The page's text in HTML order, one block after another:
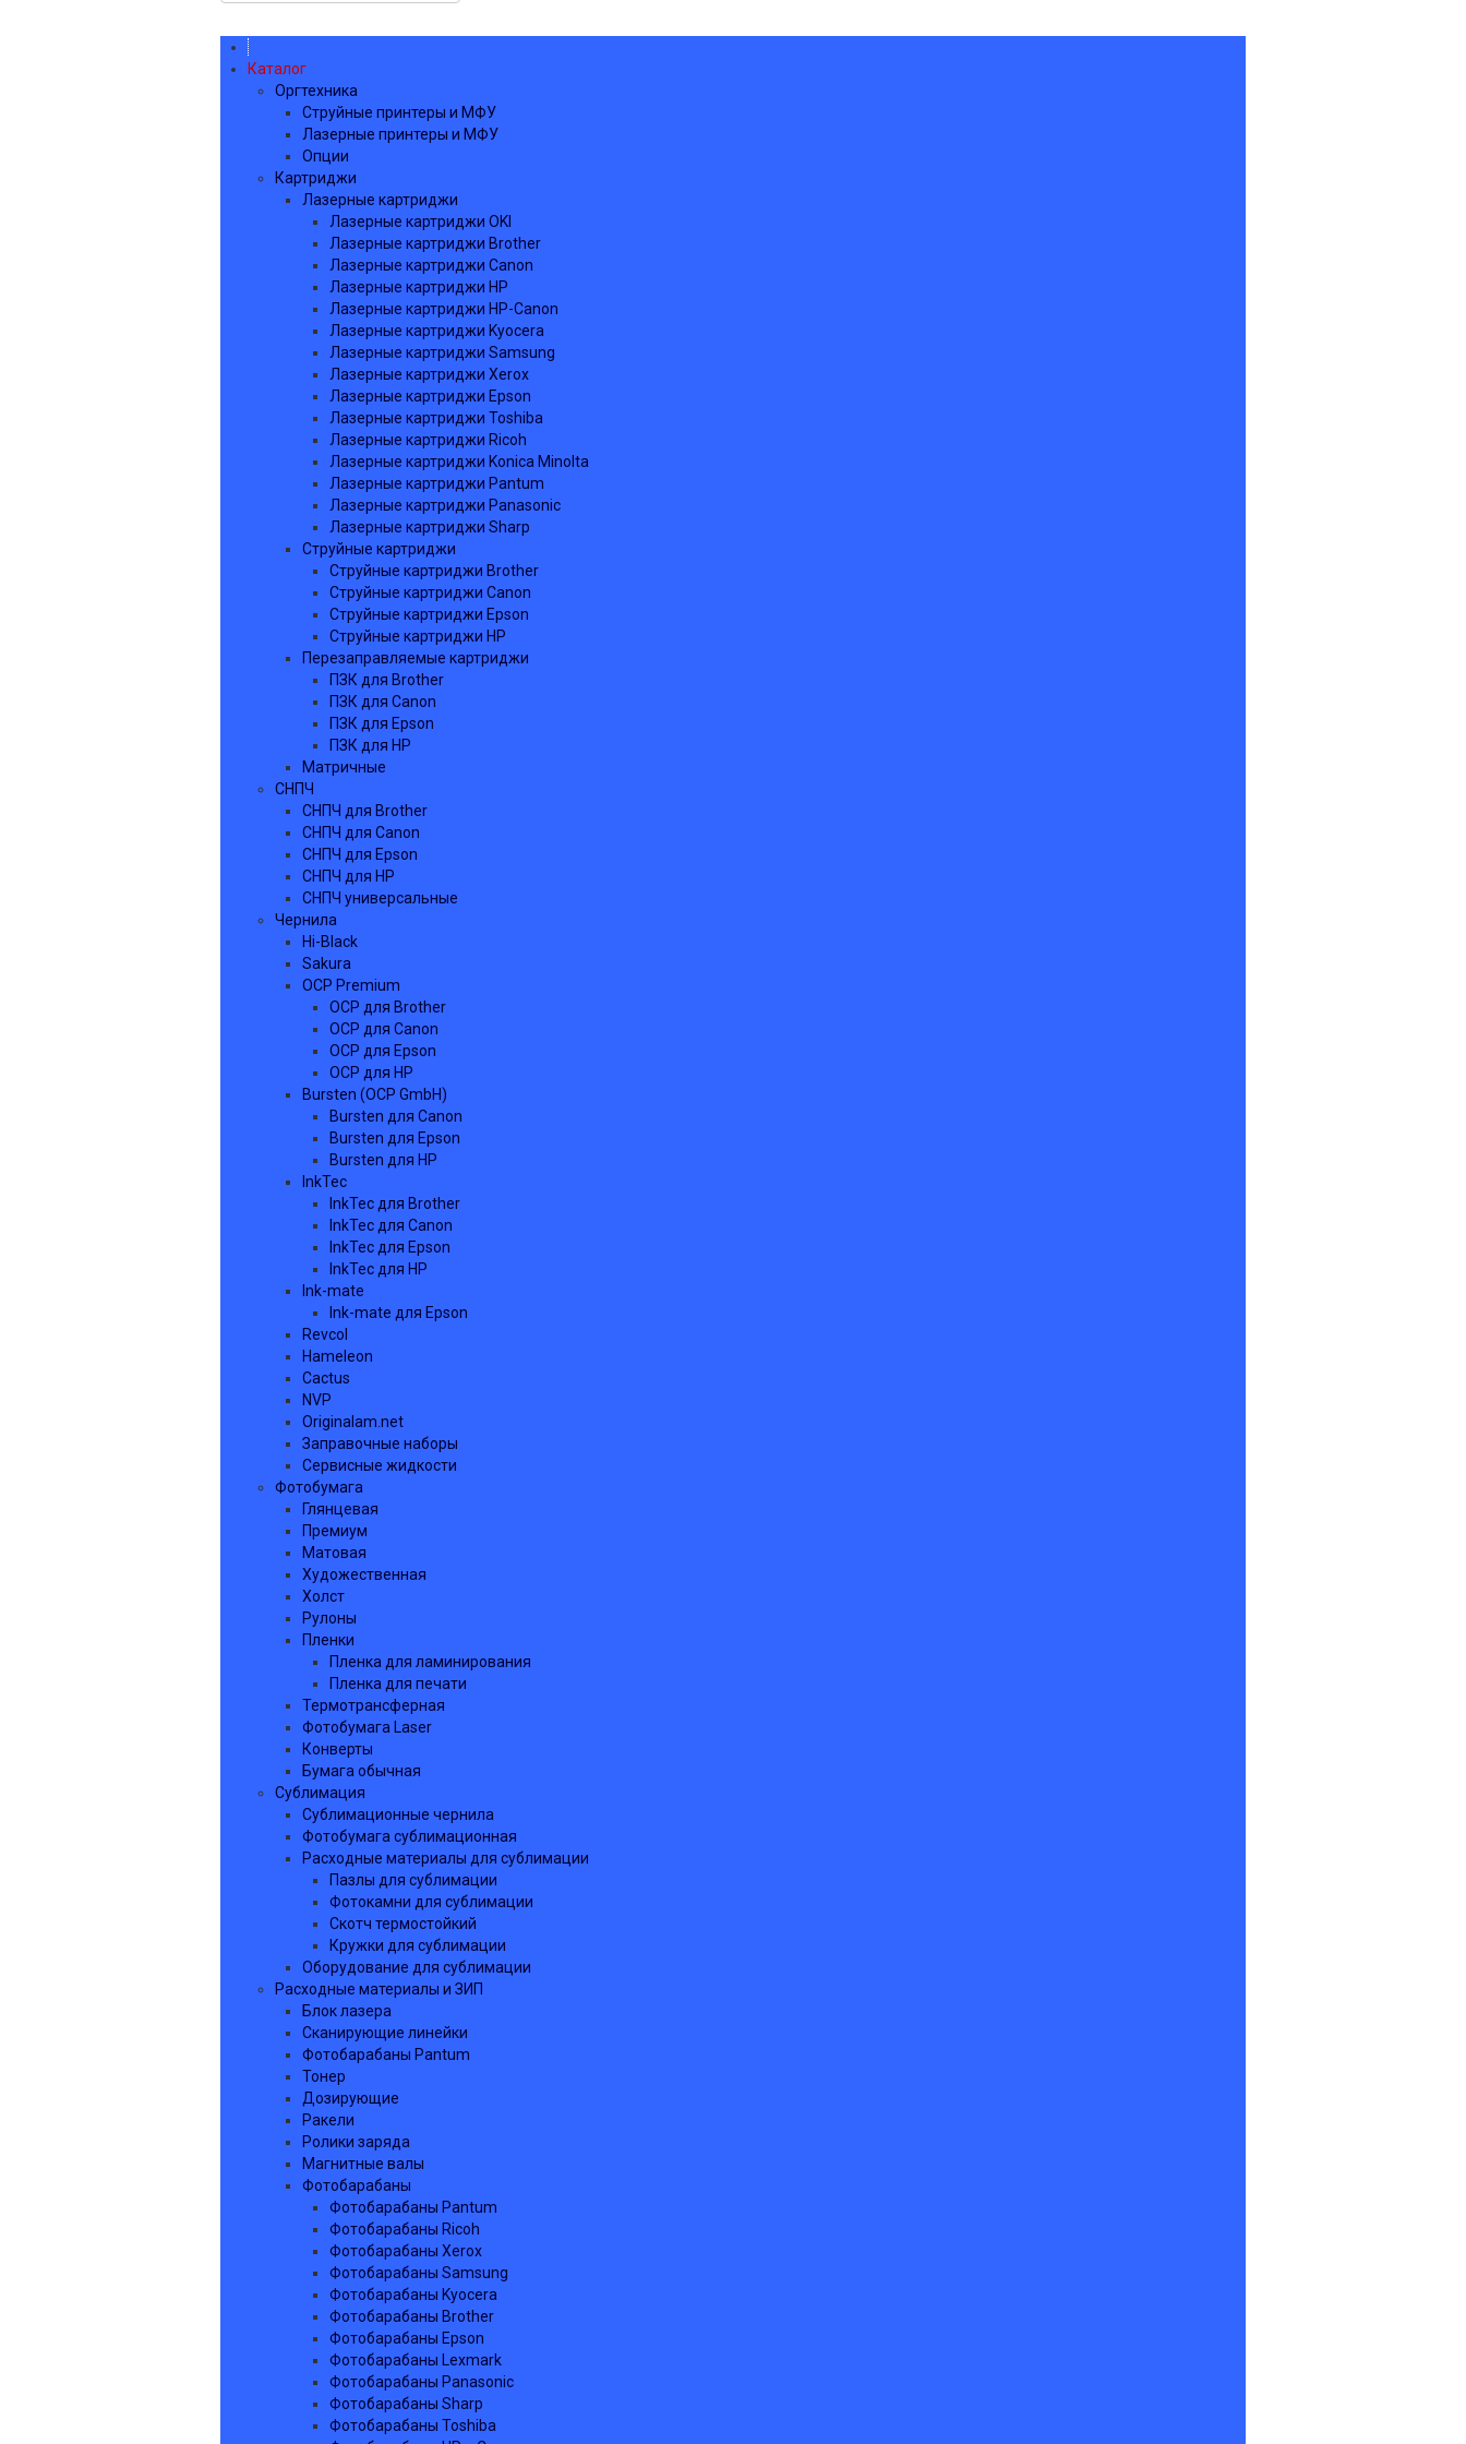
Каталог
Оргтехника
Струйные принтеры и МФУ
Лазерные принтеры и МФУ
Опции
Картриджи
Лазерные картриджи
Лазерные картриджи OKI
Лазерные картриджи Brother
Лазерные картриджи Canon
Лазерные картриджи HP
Лазерные картриджи HP-Canon
Лазерные картриджи Kyocera
Лазерные картриджи Samsung
Лазерные картриджи Xerox
Лазерные картриджи Epson
Лазерные картриджи Toshiba
Лазерные картриджи Ricoh
Лазерные картриджи Konica Minolta
Лазерные картриджи Pantum
Лазерные картриджи Panasonic
Лазерные картриджи Sharp
Струйные картриджи
Струйные картриджи Brother
Струйные картриджи Canon
Струйные картриджи Epson
Струйные картриджи HP
Перезаправляемые картриджи
ПЗК для Brother
ПЗК для Canon
ПЗК для Epson
ПЗК для HP
Матричные
СНПЧ
СНПЧ для Brother
СНПЧ для Canon
СНПЧ для Epson
СНПЧ для HP
СНПЧ универсальные
Чернила
Hi-Black
Sakura
OCP Premium
OCP для Brother
OCP для Canon
OCP для Epson
OCP для HP
Bursten (OCP GmbH)
Bursten для Canon
Bursten для Epson
Bursten для HP
InkTec
InkTec для Brother
InkTec для Canon
InkTec для Epson
InkTec для HP
Ink-mate
Ink-mate для Epson
Revcol
Hameleon
Cactus
NVP
Originalam.net
Заправочные наборы
Сервисные жидкости
Фотобумага
Глянцевая
Премиум
Матовая
Художественная
Холст
Рулоны
Пленки
Пленка для ламинирования
Пленка для печати
Термотрансферная
Фотобумага Laser
Конверты
Бумага обычная
Сублимация
Сублимационные чернила
Фотобумага сублимационная
Расходные материалы для сублимации
Пазлы для сублимации
Фотокамни для сублимации
Скотч термостойкий
Кружки для сублимации
Оборудование для сублимации
Расходные материалы и ЗИП
Блок лазера
Сканирующие линейки
Фотобарабаны Pantum
Тонер
Дозирующие
Ракели
Ролики заряда
Магнитные валы
Фотобарабаны
Фотобарабаны Pantum
Фотобарабаны Ricoh
Фотобарабаны Xerox
Фотобарабаны Samsung
Фотобарабаны Kyocera
Фотобарабаны Brother
Фотобарабаны Epson
Фотобарабаны Lexmark
Фотобарабаны Panasonic
Фотобарабаны Sharp
Фотобарабаны Toshiba